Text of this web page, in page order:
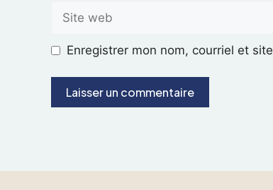
Enregistrer mon nom, courriel et